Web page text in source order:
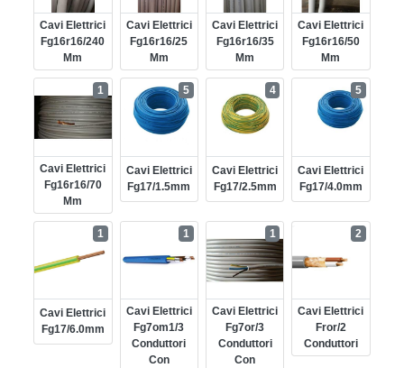
Cavi Elettrici
Fg16r16/240
Mm
Cavi Elettrici
Fg16r16/25
Mm
Cavi Elettrici
Fg16r16/35
Mm
Cavi Elettrici
Fg16r16/50
Mm
Cavi Elettrici
Fg16r16/70
Mm
1
Cavi Elettrici
Fg17/1.5mm
5
Cavi Elettrici
Fg17/2.5mm
4
Cavi Elettrici
Fg17/4.0mm
5
Cavi Elettrici
Fg17/6.0mm
1
Cavi Elettrici
Fg7om1/3
Conduttori
Con
1
Cavi Elettrici
Fg7or/3
Conduttori
Con
1
Cavi Elettrici
Fror/2
Conduttori
2